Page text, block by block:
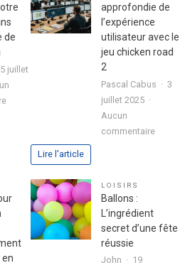
de
juillet
sur
exprimer
passion
lettre
de
approfondie de
l’expérience
utilisateur avec le
jeu chicken road
2
Pascal Cabus
3
juillet 2025
Aucun
commentairesur
avec
Lire l'article
LOISIRS
Ballons :
L’ingrédient
secret d’une fête
réussie
John
19